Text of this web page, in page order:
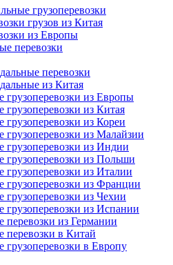
грузоперевозки
грузов из Китая
из Европы
перевозки
перевозки
из Китая
из Европы
из Китая
из Кореи
из Малайзии
из Индии
из Польши
из Италии
из Франции
из Чехии
из Испании
из Германии
в Китай
в Европу